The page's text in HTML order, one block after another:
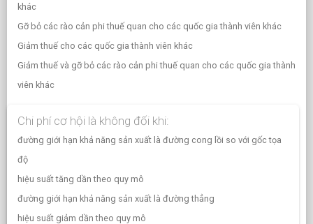
khác
Gỡ bỏ các rào cản phi thuế quan cho các quốc gia thành viên khác
Giảm thuế cho các quốc gia thành viên khác
Giảm thuế và gỡ bỏ các rào cản phi thuế quan cho các quốc gia thành
viên khác
Chi phí cơ hội là không đối khi:
đường giới hạn khả năng sản xuất là đường cong lồi so với gốc tọa
độ
hiệu suất tăng dần theo quy mô
đường giới hạn khả năng sản xuất là đường thẳng
hiệu suất giảm dần theo quy mô